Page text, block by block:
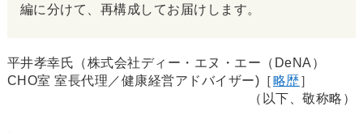
編に分けて、再構成してお届けします。
平井孝幸氏（株式会社ディー・エヌ・エー（DeNA）
CHO室 室長代理／健康経営アドバイザー)［略歴］
（以下、敬称略）